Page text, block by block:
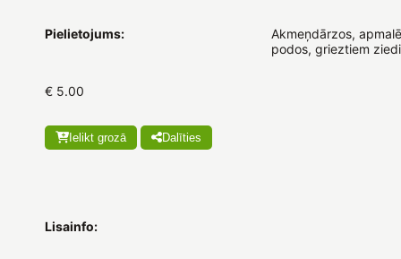
Pielietojums:
Akmeņdārzos,
podos, grieztiem
€ 5.00
Ielikt grozā Dalīties
Lisainfo: